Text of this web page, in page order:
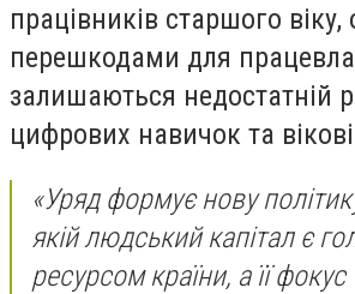
працівників старшого віку,
перешкодами для
залишаються недостатній
цифрових навичок та
«Уряд формує нову
якій людський капітал є
ресурсом країни, а її